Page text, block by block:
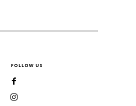
FOLLOW US